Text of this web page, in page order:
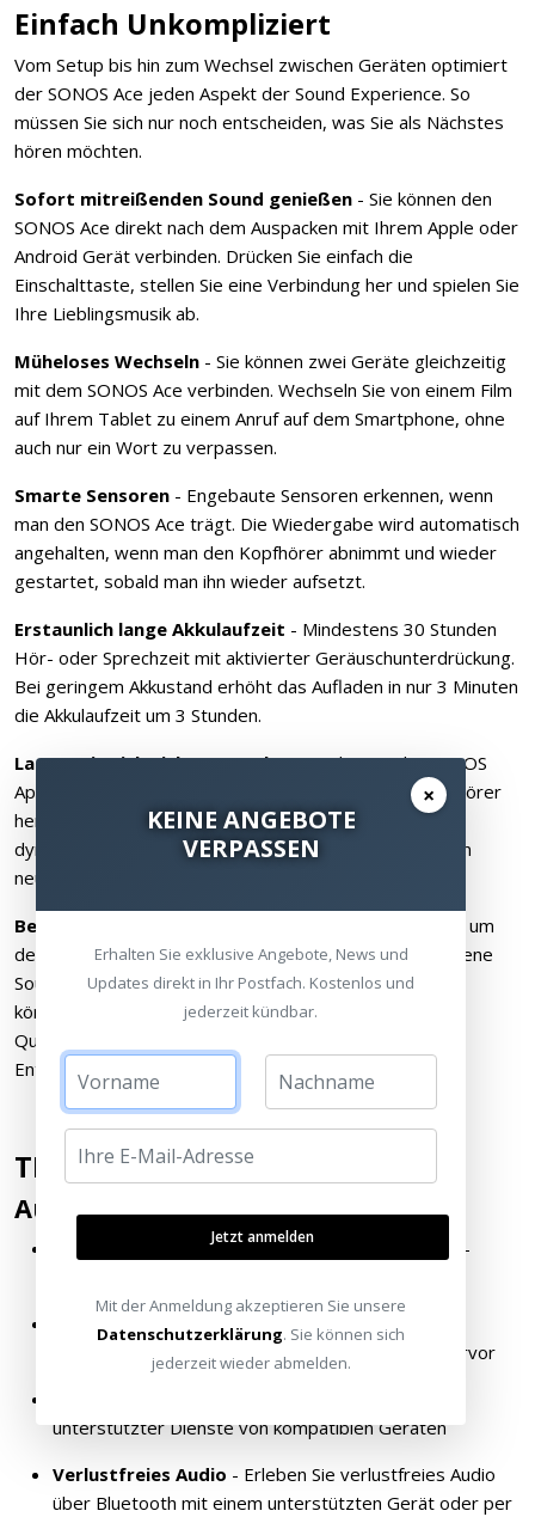
Einfach Unkompliziert
Vom Setup bis hin zum Wechsel zwischen Geräten optimiert
der SONOS Ace jeden Aspekt der Sound Experience. So
müssen Sie sich nur noch entscheiden, was Sie als Nächstes
hören möchten.
Sofort mitreißenden Sound genießen - Sie können den
SONOS Ace direkt nach dem Auspacken mit Ihrem Apple oder
Android Gerät verbinden. Drücken Sie einfach die
Einschalttaste, stellen Sie eine Verbindung her und spielen Sie
Ihre Lieblingsmusik ab.
Müheloses Wechseln - Sie können zwei Geräte gleichzeitig
mit dem SONOS Ace verbinden. Wechseln Sie von einem Film
auf Ihrem Tablet zu einem Anruf auf dem Smartphone, ohne
auch nur ein Wort zu verpassen.
Smarte Sensoren - Engebaute Sensoren erkennen, wenn
man den SONOS Ace trägt. Die Wiedergabe wird automatisch
angehalten, wenn man den Kopfhörer abnimmt und wieder
gestartet, sobald man ihn wieder aufsetzt.
Erstaunlich lange Akkulaufzeit - Mindestens 30 Stunden
Hör- oder Sprechzeit mit aktivierter Geräuschunterdrückung.
Bei geringem Akkustand erhöht das Aufladen in nur 3 Minuten
die Akkulaufzeit um 3 Stunden.
Lassen Sie sich nichts entgehen- Laden Sie die SONOS
App herunter und holen Sie das Beste aus Ihrem Kopfhörer
heraus. Passen Sie den Equalizer an, aktivieren Sie
dynamisches Head Tracking und profitieren Sie von den
neuesten Features.
Bereit zum Verbinden
- Nutzen Sie das USB-C-Kabel, um
den SONOS Ace aufzuladen oder um eine kabelgebundene
Sound Experience zu genießen. Mit dem 3,5-mm-Kabel
können Sie eine Verbindung zu Ihren liebsten analogen
Quellen herstellen oder auf einem Flug mitreißendes
Entertainment genießen.
TECHNISCHE SPEZIFIKATIONEN
Audio
- Speziell entwickelte dynamische 40-mm-
- Acht Mikrofone sorgen für aktive
Geräuschunterdrückung und heben die Stimme hervor
unterstützter Dienste von kompatiblen Geräten
Verlustfreies Audio - Erleben Sie verlustfreies Audio
über Bluetooth mit einem unterstützten Gerät oder per
×
KEINE ANGEBOTE
VERPASSEN
Erhalten Sie exklusive Angebote, News und
Updates direkt in Ihr Postfach. Kostenlos und
jederzeit kündbar.
Jetzt anmelden
Mit der Anmeldung akzeptieren Sie unsere
Datenschutzerklärung. Sie können sich
jederzeit wieder abmelden.